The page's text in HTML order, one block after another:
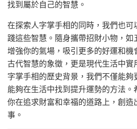
找到屬於自己的智慧。
在探索人字掌手相的同時，我們也可
踐這些智慧。隨身攜帶招財小物，如
增強你的氣場，吸引更多的好運和機
古代智慧的象徵，更是現代生活中實
字掌手相的歷史背景，我們不僅能夠
能夠在生活中找到提升運勢的方法。
你在追求財富和幸福的道路上，創造
事。